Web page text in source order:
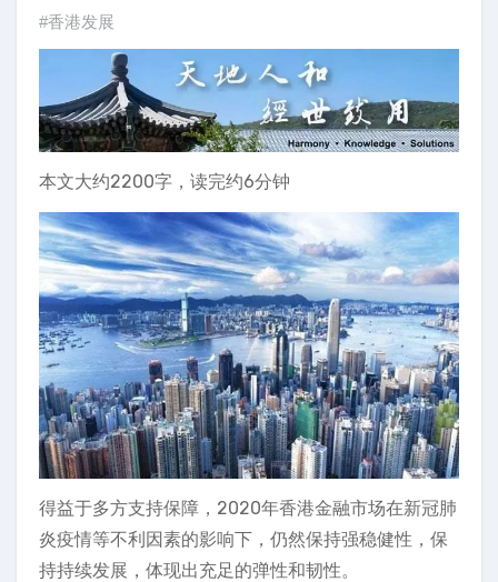
#香港发展
本文大约2200字，读完约6分钟
得益于多方支持保障，2020年香港金融市场在新冠肺
炎疫情等不利因素的影响下，仍然保持强稳健性，保
持持续发展，体现出充足的弹性和韧性。